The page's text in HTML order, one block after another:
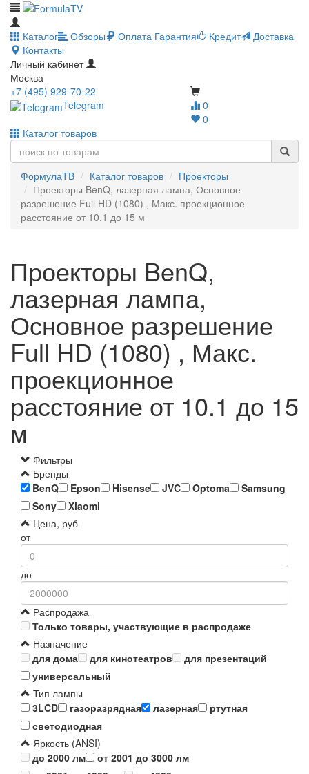
Каталог Обзоры Оплата Гарантия Кредит
Доставка
Контакты
Личный кабинет
Москва
0
0
+7 (495) 929-70-22
Telegram
Каталог товаров
ФормулаТВ Каталог товаров
Проекторы
Проекторы BenQ, лазерная лампа, Основное
разрешение Full HD (1080) , Макс. проекционное
расстояние от 10.1 до 15 м
Проекторы BenQ,
лазерная лампа,
Основное разрешение
Full HD (1080) , Макс.
проекционное
расстояние от 10.1 до 15
м
Фильтры
Бренды
BenQ
Epson Hisense JVC Optoma
Samsung
Sony
Xiaomi
Цена, руб
от
до
Распродажа
Только товары, участвующие в распродаже
Назначение
для дома
для кинотеатров
для презентаций
универсальный
Тип лампы
3LCD
газоразрядная лазерная
ртутная
светодиодная
Яркость (ANSI)
до 2000 лм
от 2001 до 3000 лм